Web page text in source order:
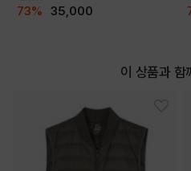
73% 35,000
이 상품과 함